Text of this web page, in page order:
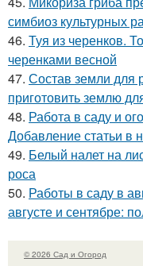
симбиоз культурных
46. Туя из черенков.
черенками весной
47. Состав земли для
приготовить землю
48. Работа в саду и
Добавление статьи в
49. Белый налет на
роса
50. Работы в саду в
августе и сентябре:
© 2026 Сад и Огород